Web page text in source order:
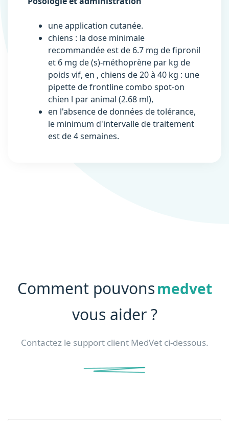
une application cutanée.
chiens : la dose minimale
recommandée est de 6.7 mg de fipronil
et 6 mg de (s)-méthoprène par kg de
poids vif, en , chiens de 20 à 40 kg : une
pipette de frontline combo spot-on
chien l par animal (2.68 ml),
en l'absence de données de tolérance,
le minimum d'intervalle de traitement
est de 4 semaines.
Comment pouvonsmedvet
vous aider ?
Contactez le support client MedVet ci-dessous.